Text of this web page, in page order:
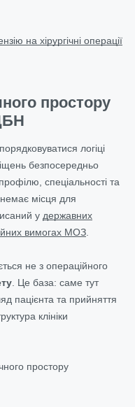
на хірургічні операції
простору
логіці
безпосередньо
спеціальності та
місця для
у державних
вимогах МОЗ
не з операційного
. Це база: саме тут
пацієнта та прийняття
клініки
простору